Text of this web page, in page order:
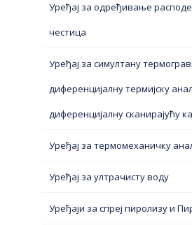
Уређај за одређивање
честица
Уређај за симултану
диференцијалну термијску
диференцијалну сканирајућу
Уређај за термомеханичку
Уређај за ултрачисту воду
Уређаји за спреј пиролизу и